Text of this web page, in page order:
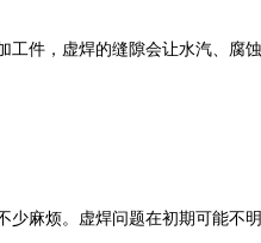
，虚焊的缝隙会让水汽、腐
烦。虚焊问题在初期可能不明